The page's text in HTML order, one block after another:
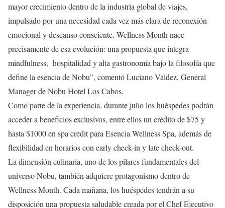
mayor crecimiento dentro de la industria global de viajes,
impulsado por una necesidad cada vez más clara de reconexión
emocional y descanso consciente. Wellness Month nace
precisamente de esa evolución: una propuesta que integra
mindfulness, hospitalidad y alta gastronomía bajo la filosofía que
define la esencia de Nobu”, comentó Luciano Valdez, General
Manager de Nobu Hotel Los Cabos.
Como parte de la experiencia, durante julio los huéspedes podrán
acceder a beneficios exclusivos, entre ellos un crédito de $75 y
hasta $1000 en spa credit para Esencia Wellness Spa, además de
flexibilidad en horarios con early check-in y late check-out.
La dimensión culinaria, uno de los pilares fundamentales del
universo Nobu, también adquiere protagonismo dentro de
Wellness Month. Cada mañana, los huéspedes tendrán a su
disposición una propuesta saludable creada por el Chef Ejecutivo